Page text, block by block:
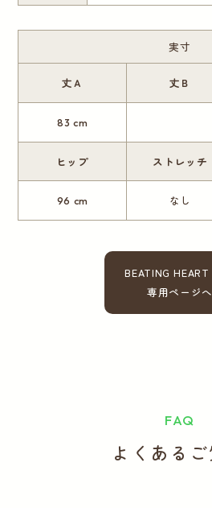
実寸
丈Ａ
83 cm
丈Ｂ
ヒップ
96 cm
ストレッチ
なし
BEATING
専用ページへ
FAQ
よくある